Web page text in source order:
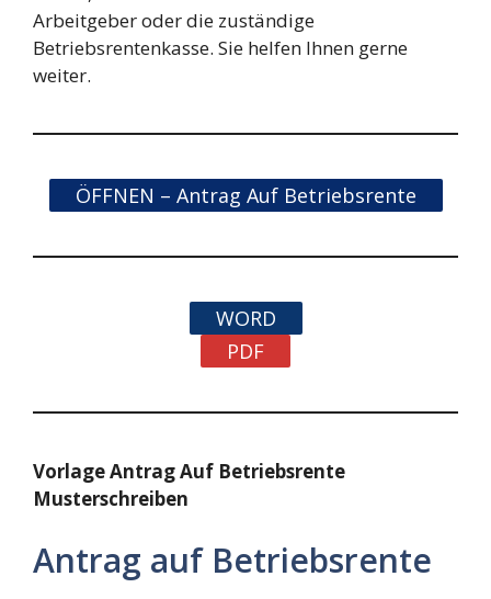
Arbeitgeber oder die zuständige
Betriebsrentenkasse. Sie helfen Ihnen gerne
weiter.
ÖFFNEN – Antrag Auf Betriebsrente
WORD
PDF
Vorlage Antrag Auf Betriebsrente
Musterschreiben
Antrag auf Betriebsrente